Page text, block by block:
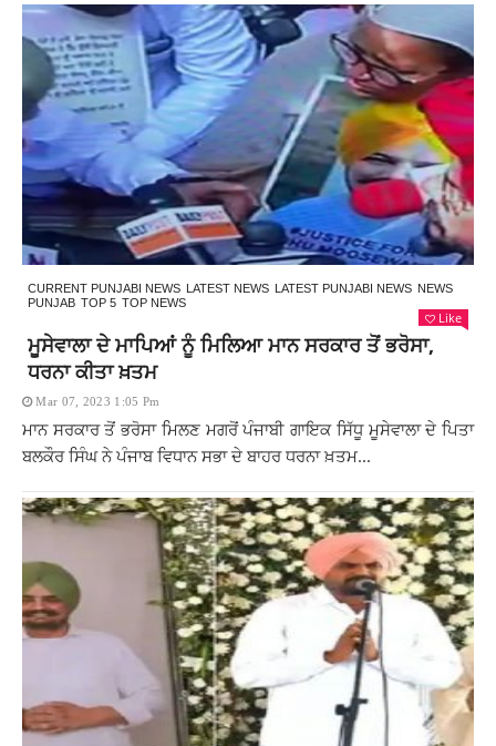
CURRENT PUNJABI NEWS LATEST NEWS LATEST PUNJABI NEWS NEWS
PUNJAB TOP 5 TOP NEWS
Like
ਮੂਸੇਵਾਲਾ ਦੇ ਮਾਪਿਆਂ ਨੂੰ ਮਿਲਿਆ ਮਾਨ ਸਰਕਾਰ ਤੋਂ ਭਰੋਸਾ,
ਧਰਨਾ ਕੀਤਾ ਖ਼ਤਮ
Mar 07, 2023 1:05 Pm
ਮਾਨ ਸਰਕਾਰ ਤੋਂ ਭਰੋਸਾ ਮਿਲਣ ਮਗਰੋਂ ਪੰਜਾਬੀ ਗਾਇਕ ਸਿੱਧੂ ਮੂਸੇਵਾਲਾ ਦੇ ਪਿਤਾ
ਬਲਕੌਰ ਸਿੰਘ ਨੇ ਪੰਜਾਬ ਵਿਧਾਨ ਸਭਾ ਦੇ ਬਾਹਰ ਧਰਨਾ ਖ਼ਤਮ...